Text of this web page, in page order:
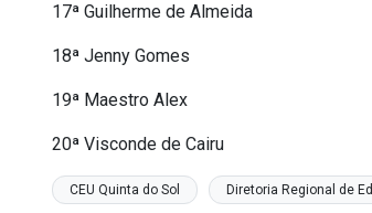
17ª Guilherme de Almeida
18ª Jenny Gomes
19ª Maestro Alex
20ª Visconde de Cairu
CEU Quinta do Sol Diretoria Regional de